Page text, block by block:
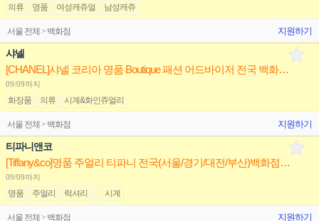
의류 명품 여성캐쥬얼 남성캐쥬
서울 전체 > 백화점 지원하기
샤넬
[CHANEL]샤넬 코리아 명품 Boutique 패션 어드바이저 전국 백화점/면세점 정규직/계약직 채용
09/09까지
화장품 의류 시계&화인쥬얼리
서울 전체 > 백화점 지원하기
티파니앤코
[Tiffany&co]명품 주얼리 티파니 전국(서울/경기/대전/부산)백화점 점장/부점장/판매사원
09/09까지
명품 주얼리 럭셔리 시계
서울 전체 > 백화점 지원하기